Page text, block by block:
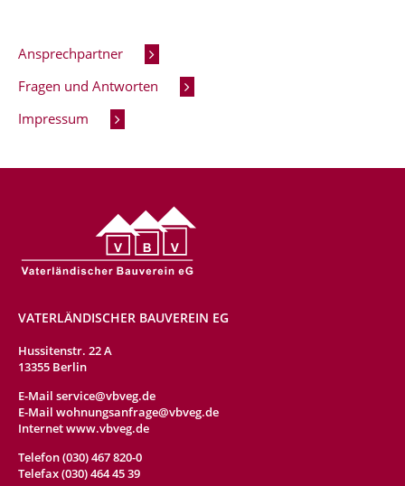
Ansprechpartner
Fragen und Antworten
Impressum
VATERLÄNDISCHER BAUVEREIN EG
Hussitenstr. 22 A
13355 Berlin
E-Mail service@vbveg.de
E-Mail wohnungsanfrage@vbveg.de
Internet www.vbveg.de
Telefon (030) 467 820-0
Telefax (030) 464 45 39